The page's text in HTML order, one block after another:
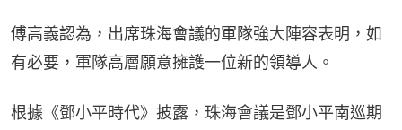
傅高義認為，出席珠海會議的軍隊強大陣容表明，如
有必要，軍隊高層願意擁護一位新的領導人。
根據《鄧小平時代》披露，珠海會議是鄧小平南巡期